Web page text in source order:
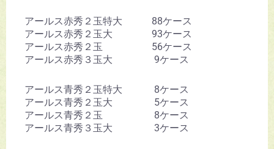
アールス赤秀２玉特大 88ケース
アールス赤秀２玉大 93ケース
アールス赤秀２玉 56ケース
アールス赤秀３玉大 9ケース
アールス青秀２玉特大 8ケース
アールス青秀２玉大 5ケース
アールス青秀２玉 8ケース
アールス青秀３玉大 3ケース